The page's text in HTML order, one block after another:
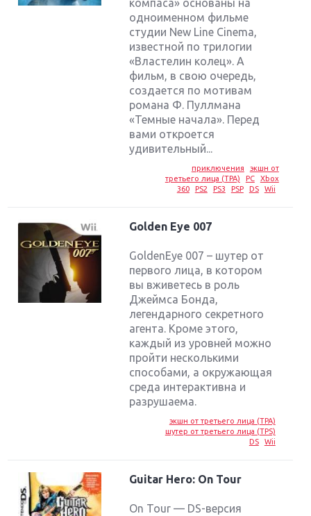
компаса» основаны на
одноименном фильме
студии New Line Cinema,
известной по трилогии
«Властелин колец». А
фильм, в свою очередь,
создается по мотивам
романа Ф. Пуллмана
«Темные начала». Перед
вами откроется
удивительный...
приключения
экшн от
третьего лица (TPA)
PC
Xbox
360
PS2 PS3 PSP DS Wii
Golden Eye 007
GoldenEye 007 – шутер от
первого лица, в котором
вы вживетесь в роль
Джеймса Бонда,
легендарного секретного
агента. Кроме этого,
каждый из уровней можно
пройти несколькими
способами, а окружающая
среда интерактивна и
разрушаема.
экшн от третьего лица (TPA)
шутер от третьего лица (TPS)
DS
Wii
Guitar Hero: On Tour
On Tour — DS-версия